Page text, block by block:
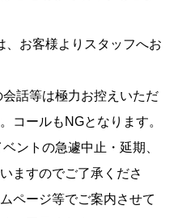
、お客様よりスタッフへお
話等は極力お控えいただ
コールもNGとなります。
ントの急遽中止・延期、
ますのでご了承くださ
ページ等でご案内させて